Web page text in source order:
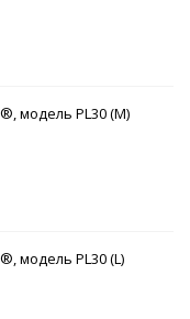
модель PL30 (M)
модель PL30 (L)